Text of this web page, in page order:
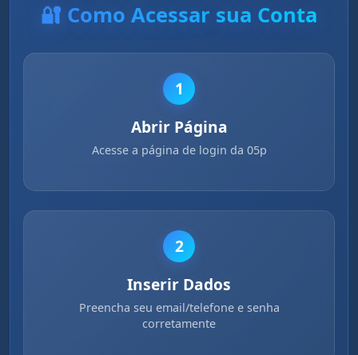
🔐 Como Acessar sua Conta
1
Abrir Página
Acesse a página de login da 05p
2
Inserir Dados
Preencha seu email/telefone e senha
corretamente